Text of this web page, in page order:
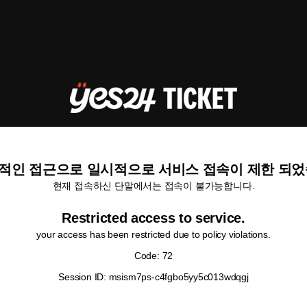
인 접근으로 일시적으로 서비스 접속이 제한 되
현재 접속하신 단말에서는 접속이 불가능합니다.
Restricted access to service.
your access has been restricted due to policy violations.
Code: 72
Session ID: msism7ps-c4fgbo5yy5c013wdqgj